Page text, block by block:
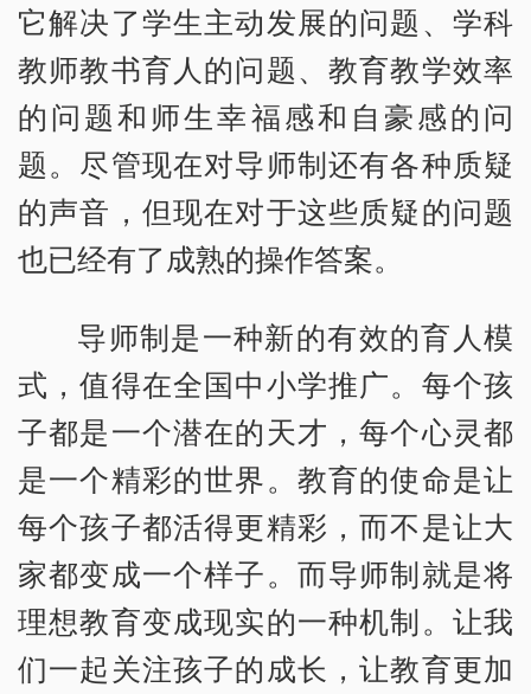
它解决了学生主动发展的问题、学科
教师教书育人的问题、教育教学效率
的问题和师生幸福感和自豪感的问
题。尽管现在对导师制还有各种质疑
的声音，但现在对于这些质疑的问题
也已经有了成熟的操作答案。
导师制是一种新的有效的育人模
式，值得在全国中小学推广。每个孩
子都是一个潜在的天才，每个心灵都
是一个精彩的世界。教育的使命是让
每个孩子都活得更精彩，而不是让大
家都变成一个样子。而导师制就是将
理想教育变成现实的一种机制。让我
们一起关注孩子的成长，让教育更加